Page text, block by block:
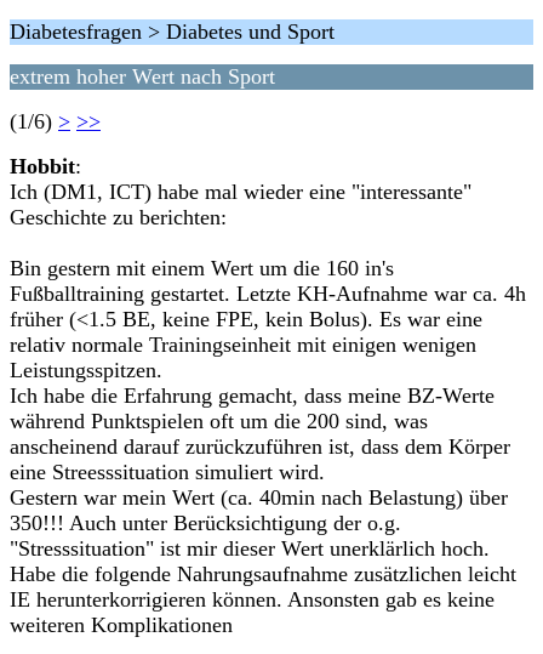
Diabetesfragen > Diabetes und Sport
extrem hoher Wert nach Sport
(1/6) > >>
Hobbit:
Ich (DM1, ICT) habe mal wieder eine "interessante"
Geschichte zu berichten:
Bin gestern mit einem Wert um die 160 in's
Fußballtraining gestartet. Letzte KH-Aufnahme war ca. 4h
früher (<1.5 BE, keine FPE, kein Bolus). Es war eine
relativ normale Trainingseinheit mit einigen wenigen
Leistungsspitzen.
Ich habe die Erfahrung gemacht, dass meine BZ-Werte
während Punktspielen oft um die 200 sind, was
anscheinend darauf zurückzuführen ist, dass dem Körper
eine Streesssituation simuliert wird.
Gestern war mein Wert (ca. 40min nach Belastung) über
350!!! Auch unter Berücksichtigung der o.g.
"Stresssituation" ist mir dieser Wert unerklärlich hoch.
Habe die folgende Nahrungsaufnahme zusätzlichen leicht
IE herunterkorrigieren können. Ansonsten gab es keine
weiteren Komplikationen